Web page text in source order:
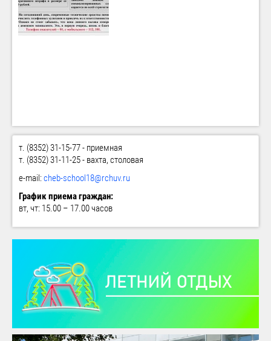
т. (8352) 31-15-77 - приемная
т. (8352) 31-11-25 - вахта, столовая
e-mail:cheb-school18@rchuv.ru
График приема граждан:
вт, чт: 15.00 – 17.00 часов